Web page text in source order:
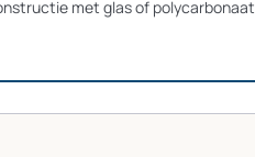
met glas of polycarbonaat